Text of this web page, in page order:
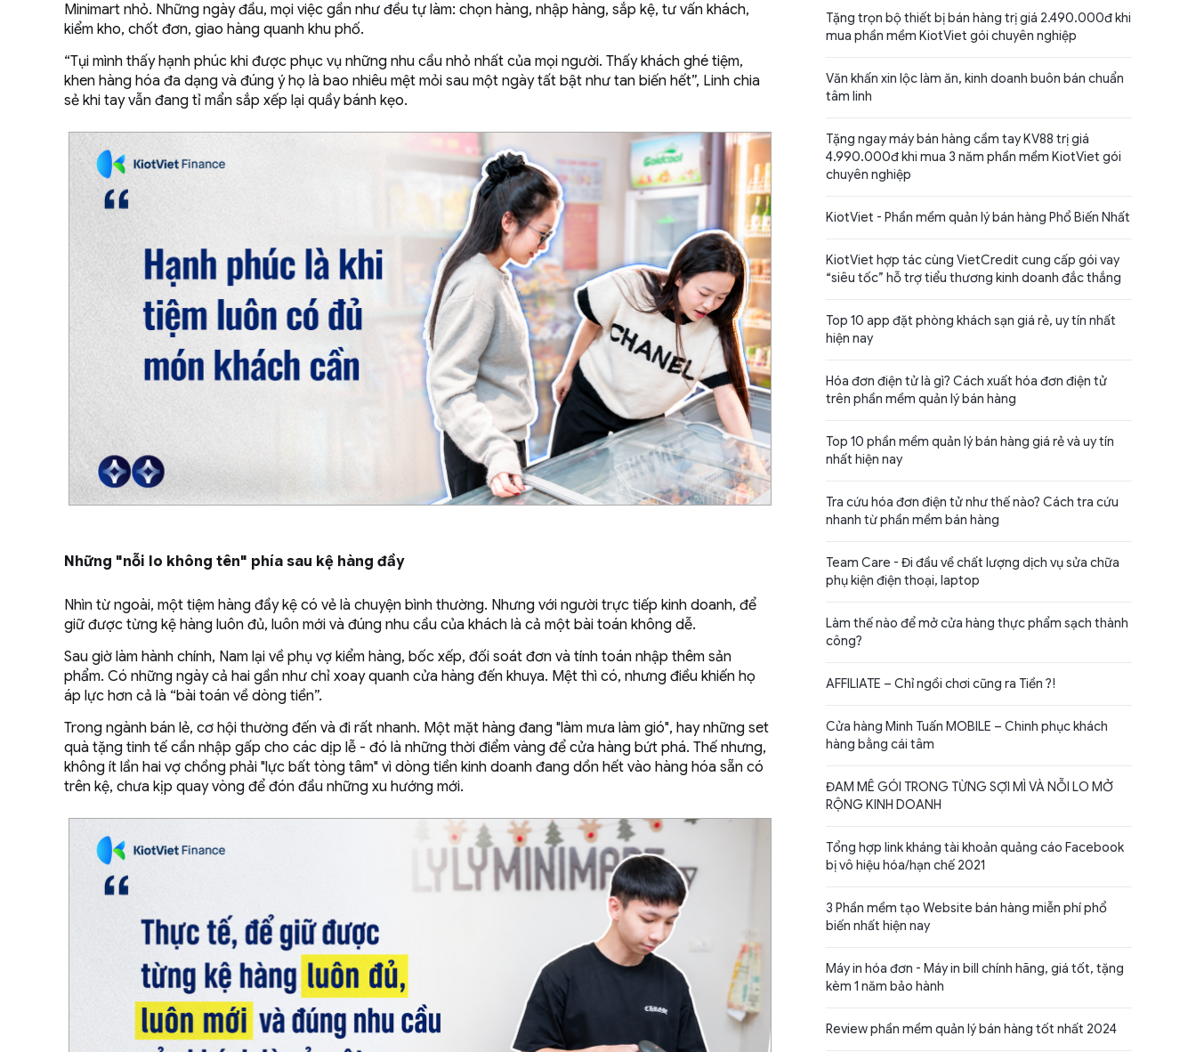
Minimart nhỏ. Những ngày đầu, mọi việc gần như đều tự làm: chọn hàng, nhập hàng, sắp kệ, tư vấn khách,
kiểm kho, chốt đơn, giao hàng quanh khu phố.
“Tụi mình thấy hạnh phúc khi được phục vụ những nhu cầu nhỏ nhất của mọi người. Thấy khách ghé tiệm,
khen hàng hóa đa dạng và đúng ý họ là bao nhiêu mệt mỏi sau một ngày tất bật như tan biến hết”, Linh chia
sẻ khi tay vẫn đang tỉ mẩn sắp xếp lại quầy bánh kẹo.
Những "nỗi lo không tên" phía sau kệ hàng đầy
Nhìn từ ngoài, một tiệm hàng đầy kệ có vẻ là chuyện bình thường. Nhưng với người trực tiếp kinh doanh, để
giữ được từng kệ hàng luôn đủ, luôn mới và đúng nhu cầu của khách là cả một bài toán không dễ.
Sau giờ làm hành chính, Nam lại về phụ vợ kiểm hàng, bốc xếp, đối soát đơn và tính toán nhập thêm sản
phẩm. Có những ngày cả hai gần như chỉ xoay quanh cửa hàng đến khuya. Mệt thì có, nhưng điều khiến họ
áp lực hơn cả là “bài toán về dòng tiền”.
Trong ngành bán lẻ, cơ hội thường đến và đi rất nhanh. Một mặt hàng đang "làm mưa làm gió", hay những set
quà tặng tinh tế cần nhập gấp cho các dịp lễ - đó là những thời điểm vàng để cửa hàng bứt phá. Thế nhưng,
không ít lần hai vợ chồng phải "lực bất tòng tâm" vì dòng tiền kinh doanh đang dồn hết vào hàng hóa sẵn có
trên kệ, chưa kịp quay vòng để đón đầu những xu hướng mới.
Tặng trọn bộ thiết bị bán hàng trị giá 2.490.000đ khi
mua phần mềm KiotViet gói chuyên nghiệp
Văn khấn xin lộc làm ăn, kinh doanh buôn bán chuẩn
tâm linh
Tặng ngay máy bán hàng cầm tay KV88 trị giá
4.990.000đ khi mua 3 năm phần mềm KiotViet gói
chuyên nghiệp
KiotViet - Phần mềm quản lý bán hàng Phổ Biến Nhất
KiotViet hợp tác cùng VietCredit cung cấp gói vay
“siêu tốc” hỗ trợ tiểu thương kinh doanh đắc thắng
Top 10 app đặt phòng khách sạn giá rẻ, uy tín nhất
hiện nay
Hóa đơn điện tử là gì? Cách xuất hóa đơn điện tử
trên phần mềm quản lý bán hàng
Top 10 phần mềm quản lý bán hàng giá rẻ và uy tín
nhất hiện nay
Tra cứu hóa đơn điện tử như thế nào? Cách tra cứu
nhanh từ phần mềm bán hàng
Team Care - Đi đầu về chất lượng dịch vụ sửa chữa
phụ kiện điện thoại, laptop
Làm thế nào để mở cửa hàng thực phẩm sạch thành
công?
AFFILIATE – Chỉ ngồi chơi cũng ra Tiền ?!
Cửa hàng Minh Tuấn MOBILE – Chinh phục khách
hàng bằng cái tâm
ĐAM MÊ GÓI TRONG TỪNG SỢI MÌ VÀ NỖI LO MỞ
RỘNG KINH DOANH
Tổng hợp link kháng tài khoản quảng cáo Facebook
bị vô hiệu hóa/hạn chế 2021
3 Phần mềm tạo Website bán hàng miễn phí phổ
biến nhất hiện nay
Máy in hóa đơn - Máy in bill chính hãng, giá tốt, tặng
kèm 1 năm bảo hành
Review phần mềm quản lý bán hàng tốt nhất 2024